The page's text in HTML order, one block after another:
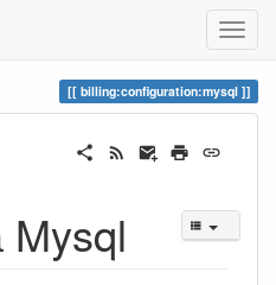
billing:configuration:mysql
Mysql